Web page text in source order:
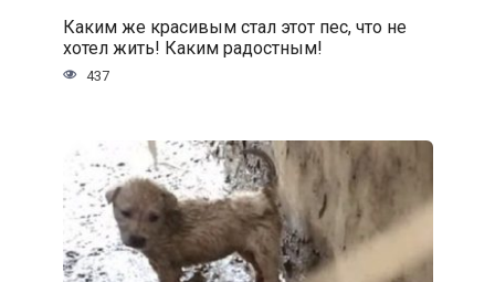
Каким же красивым стал этот пес, что не
хотел жить! Каким радостным!
437